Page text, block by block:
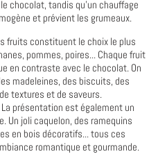
chocolat, tandis qu'un chauffage
et prévient les grumeaux.
fruits constituent le choix le plus
pommes, poires... Chaque fruit
en contraste avec le chocolat. On
madeleines, des biscuits, des
textures et de saveurs.
présentation est également un
Un joli caquelon, des ramequins
en bois décoratifs... tous ces
romantique et gourmande.